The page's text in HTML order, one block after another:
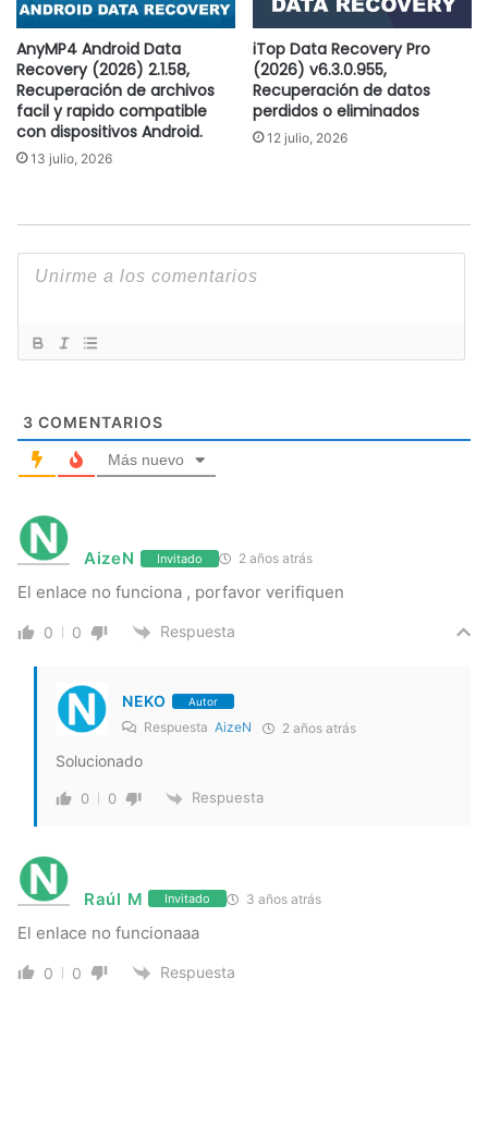
AnyMP4 Android Data
Recovery (2026) 2.1.58,
Recuperación de archivos
facil y rapido compatible
con dispositivos Android.
13 julio, 2026
iTop Data Recovery Pro
(2026) v6.3.0.955,
Recuperación de datos
perdidos o eliminados
12 julio, 2026
3 COMENTARIOS
Más nuevo
AizeN Invitado 2 años atrás
El enlace no funciona , porfavor verifiquen
0 0 Respuesta
NEKO Autor
Respuesta AizeN 2 años atrás
Solucionado
0 0 Respuesta
Raúl M Invitado 3 años atrás
El enlace no funcionaaa
0 0 Respuesta